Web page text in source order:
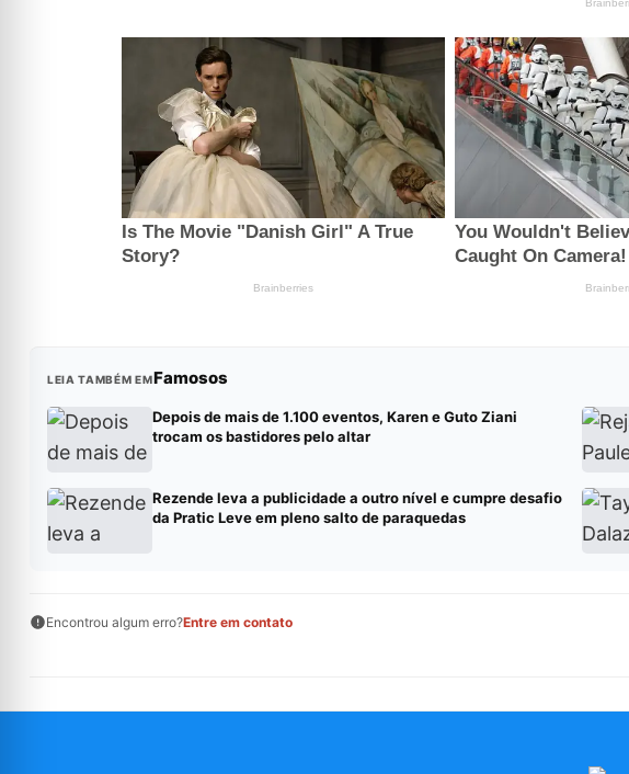
LEIA TAMBÉM EMFamosos
Depois de mais de 1.100 eventos, Karen e Guto Ziani
trocam os bastidores pelo altar
Rezende leva a publicidade a outro nível e cumpre desafio
da Pratic Leve em pleno salto de paraquedas
Encontrou algum erro?Entre em contato